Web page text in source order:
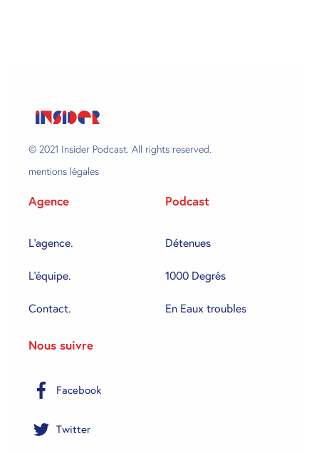
© 2021 Insider Podcast. All rights reserved.
mentions légales
Agence
L'agence.
L'équipe.
Contact.
Podcast
Détenues
1000 Degrés
En Eaux troubles
Nous suivre
Facebook
Twitter